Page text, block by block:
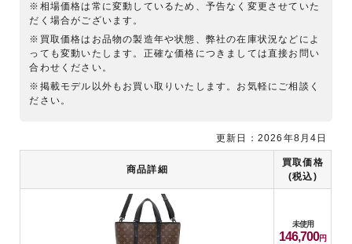
※相場価格は常に変動しているため、予告なく変更させていた
だく場合がございます。
※買取価格はお品物の製造年や状態、弊社の在庫状況などによ
っても変動いたします。正確な価格につきましては直接お問い
合わせください。
※掲載モデル以外もお買い取りいたします。お気軽にご相談く
ださい。
商品詳細
買取価格
(税込)
未使用
146,700
更新日：2026年8月4日